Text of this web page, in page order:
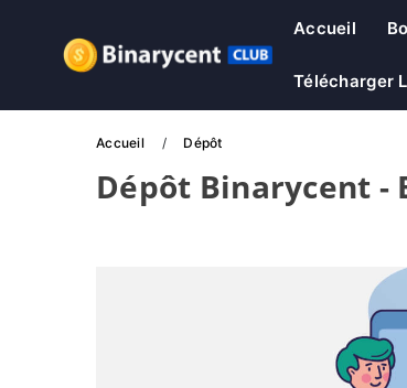
Accueil
Télécharger
Accueil Dépôt
Dépôt Binarycent -